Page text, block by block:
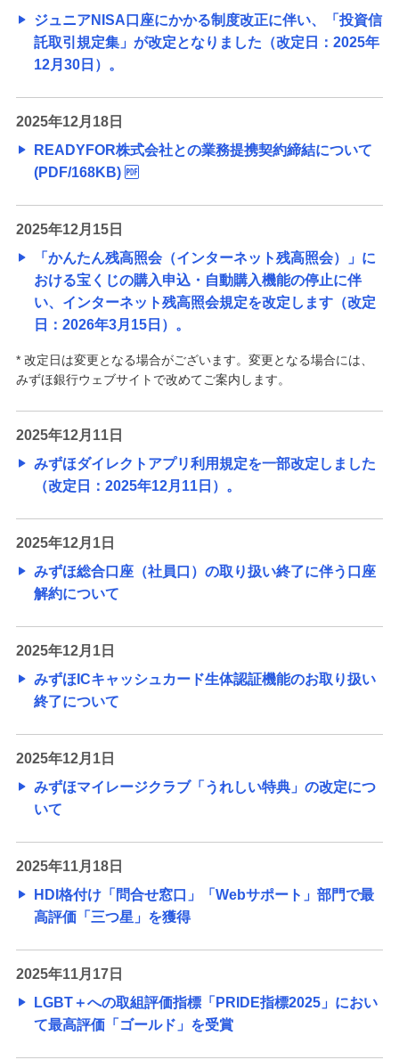
ジュニアNISA口座にかかる制度改正に伴い、「投資信
託取引規定集」が改定となりました（改定日：2025年
12月30日）。
2025年12月18日
READYFOR株式会社との業務提携契約締結について
(PDF/168KB)
2025年12月15日
「かんたん残高照会（インターネット残高照会）」に
おける宝くじの購入申込・自動購入機能の停止に伴
い、インターネット残高照会規定を改定します（改定
日：2026年3月15日）。
* 改定日は変更となる場合がございます。変更となる場合には、
みずほ銀行ウェブサイトで改めてご案内します。
2025年12月11日
みずほダイレクトアプリ利用規定を一部改定しました
（改定日：2025年12月11日）。
2025年12月1日
みずほ総合口座（社員口）の取り扱い終了に伴う口座
解約について
2025年12月1日
みずほICキャッシュカード生体認証機能のお取り扱い
終了について
2025年12月1日
みずほマイレージクラブ「うれしい特典」の改定につ
いて
2025年11月18日
HDI格付け「問合せ窓口」「Webサポート」部門で最
高評価「三つ星」を獲得
2025年11月17日
LGBT＋への取組評価指標「PRIDE指標2025」におい
て最高評価「ゴールド」を受賞